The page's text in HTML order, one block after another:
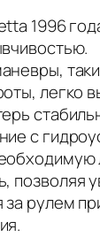
1996
легко
с
позволяя
за рулем